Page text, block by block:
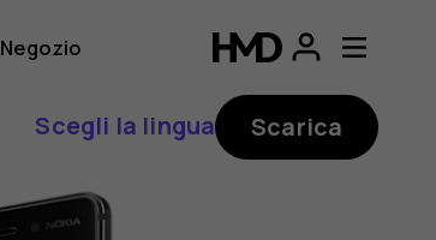
Negozio
Scegli la lingua Scarica